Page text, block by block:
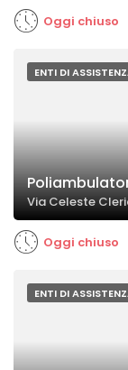
Oggi chiuso
ENTI DI
Via Celeste
Oggi chiuso
ENTI DI